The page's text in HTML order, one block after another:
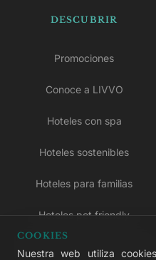
DESCUBRIR
Promociones
Conoce a LIVVO
Hoteles con spa
Hoteles sostenibles
Hoteles para familias
Hoteles pet friendly
COOKIES
Nuestra web utiliza